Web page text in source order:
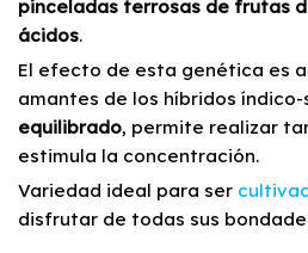
pinceladas terrosas de frutas
ácidos.
El efecto de esta genética es
amantes de los híbridos
equilibrado, permite realizar
estimula la concentración.
Variedad ideal para ser
disfrutar de todas sus